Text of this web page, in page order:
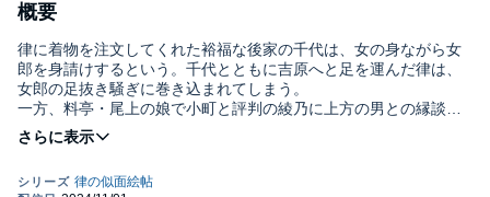
概要
律に着物を注文してくれた裕福な後家の千代は、女の身ながら女
郎を身請けするという。千代とともに吉原へと足を運んだ律は、
女郎の足抜き騒ぎに巻き込まれてしまう。
一方、料亭・尾上の娘で小町と評判の綾乃に上方の男との縁談が
持ち上がり、粋人の雪永と長年の想い人、千恵との間もついに
――。
©Misaki Chino 2023 (P)2023 Audible, Inc.